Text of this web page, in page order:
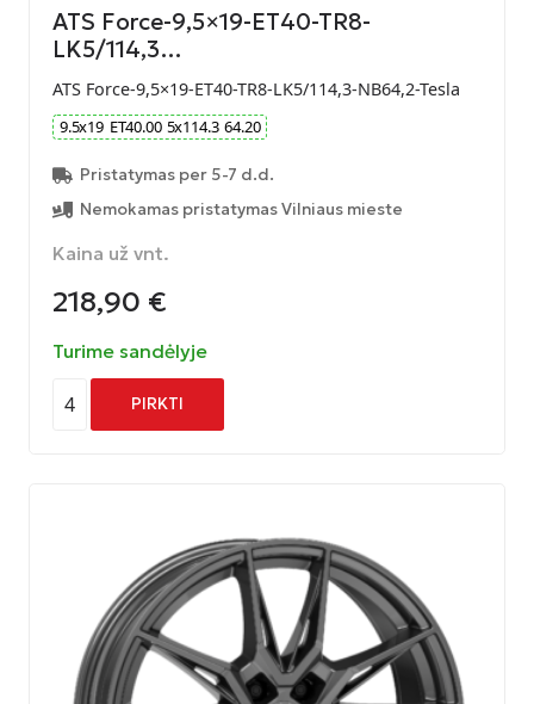
ATS Force-9,5×19-ET40-TR8-
LK5/114,3…
ATS Force-9,5×19-ET40-TR8-LK5/114,3-NB64,2-Tesla
9.5x19 ET40.00 5x114.3 64.20
Pristatymas per 5-7 d.d.
Nemokamas pristatymas Vilniaus mieste
Kaina už vnt.
218,90 €
Turime sandėlyje
4 PIRKTI